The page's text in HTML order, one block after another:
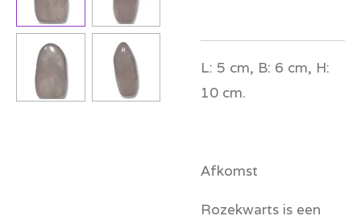
L: 5 cm, B: 6 cm, H:
10 cm.
Afkomst
Rozekwarts is een